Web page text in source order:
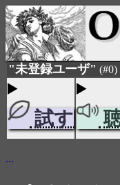
"未登録ユーザ" (#0)
試す
...